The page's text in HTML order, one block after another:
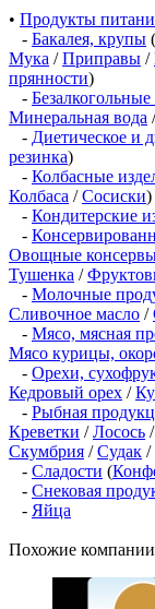
• Продукты
- Бакалея, крупы (
Мука /Приправы /
прянности)
-
Минеральная вода
- Диетическое и
резинка)
- Колбасные
Колбаса /Сосиски)
- Кондитерские
-
Овощные
Тушенка /
- Молочные
Сливочное масло /
- Мясо, мясная
Мясо курицы,
- Орехи,
Кедровый орех /
- Рыбная
Креветки /Лосось /
Скумбрия /Судак /
- Сладости (
- Снековая
- Яйца
Похожие